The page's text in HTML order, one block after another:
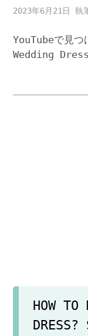
2023年6月21日
YouTubeで見
Wedding
HOW TO
DRESS?